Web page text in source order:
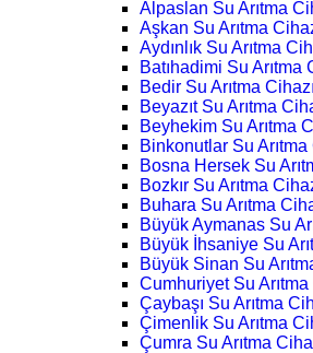
Alpaslan Su Arıtma
Aşkan Su Arıtma
Aydınlık Su Arıtma
Batıhadimi Su Arıtma
Bedir Su Arıtma Cihazı
Beyazıt Su Arıtma
Beyhekim Su Arıtma
Binkonutlar Su Arıtma
Bosna Hersek Su
Bozkır Su Arıtma
Buhara Su Arıtma
Büyük Aymanas Su
Büyük İhsaniye Su
Büyük Sinan Su
Cumhuriyet Su Arıtma
Çaybaşı Su Arıtma
Çimenlik Su Arıtma
Çumra Su Arıtma